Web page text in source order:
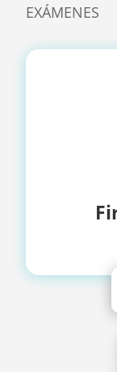
EXÁMENES